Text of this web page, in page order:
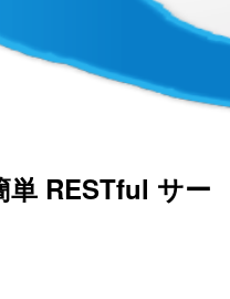
RESTful サー